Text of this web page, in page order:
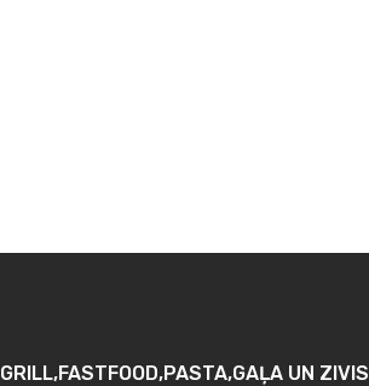
GRILL,FASTFOOD,PASTA,GAĻA UN ZIVIS